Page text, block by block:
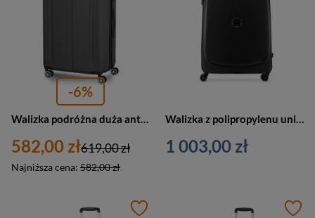
-6%
582,00 zł
Najniższa cena: 582,00 zł
619,00 zł 1 003,00 zł